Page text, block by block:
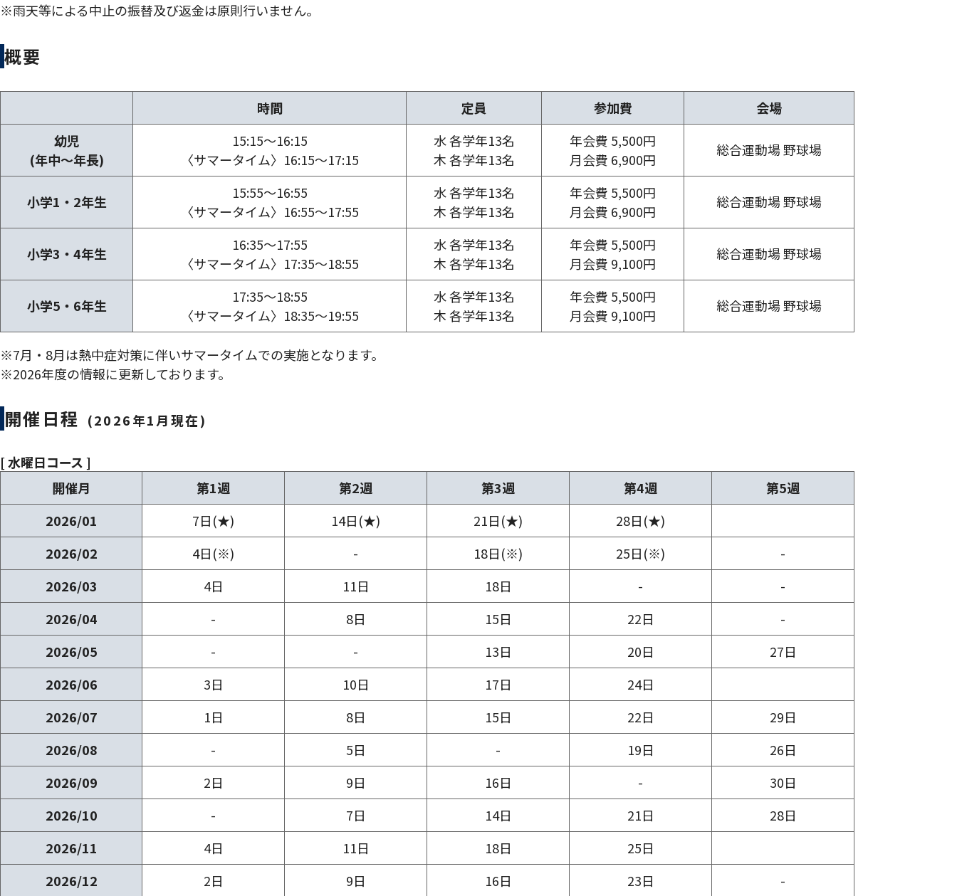
※雨天等による中止の振替及び返金は原則行いません。
概要
時間 定員 参加費
会場
幼児
(年中～年長)
15:15～16:15
〈サマータイム〉16:15～17:15
水 各学年13名
木 各学年13名
年会費 5,500円
月会費 6,900円
総合運動場 野球場
小学1・2年生
15:55～16:55
〈サマータイム〉16:55～17:55
水 各学年13名
木 各学年13名
年会費 5,500円
月会費 6,900円
総合運動場 野球場
小学3・4年生
16:35～17:55
〈サマータイム〉17:35～18:55
水 各学年13名
木 各学年13名
年会費 5,500円
月会費 9,100円
総合運動場 野球場
小学5・6年生
17:35～18:55
〈サマータイム〉18:35～19:55
水 各学年13名
木 各学年13名
年会費 5,500円
月会費 9,100円
総合運動場 野球場
※7月・8月は熱中症対策に伴いサマータイムでの実施となります。
※2026年度の情報に更新しております。
開催日程 (2026年1月現在)
[ 水曜日コース ]
開催月
第1週 第2週 第3週 第4週
第5週
2026/01
7日(★) 14日(★) 21日(★)
28日(★)
2026/02
4日(※) - 18日(※) 25日(※)
-
2026/03
4日 11日 18日 -
-
2026/04
- 8日 15日 22日
-
2026/05
- - 13日 20日
27日
2026/06
3日 10日 17日
24日
2026/07
1日 8日 15日 22日
29日
2026/08
- 5日 - 19日
26日
2026/09
2日 9日 16日 -
30日
2026/10
- 7日 14日 21日
28日
2026/11
4日 11日 18日
25日
2026/12
2日 9日 16日 23日 -